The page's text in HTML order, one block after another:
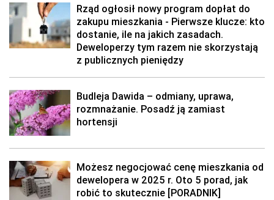
Rząd ogłosił nowy program dopłat do
zakupu mieszkania - Pierwsze klucze: kto
dostanie, ile na jakich zasadach.
Deweloperzy tym razem nie skorzystają
z publicznych pieniędzy
Budleja Dawida – odmiany, uprawa,
rozmnażanie. Posadź ją zamiast
hortensji
Możesz negocjować cenę mieszkania od
dewelopera w 2025 r. Oto 5 porad, jak
robić to skutecznie [PORADNIK]